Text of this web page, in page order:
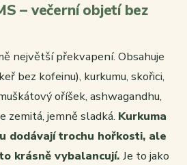
– večerní objetí bez
největší překvapení. Obsahuje
bez kofeinu), kurkumu, skořici,
oříšek, ashwagandhu,
zemitá, jemně sladká. Kurkuma
dodávají trochu hořkosti, ale
krásně vybalancují. Je to jako